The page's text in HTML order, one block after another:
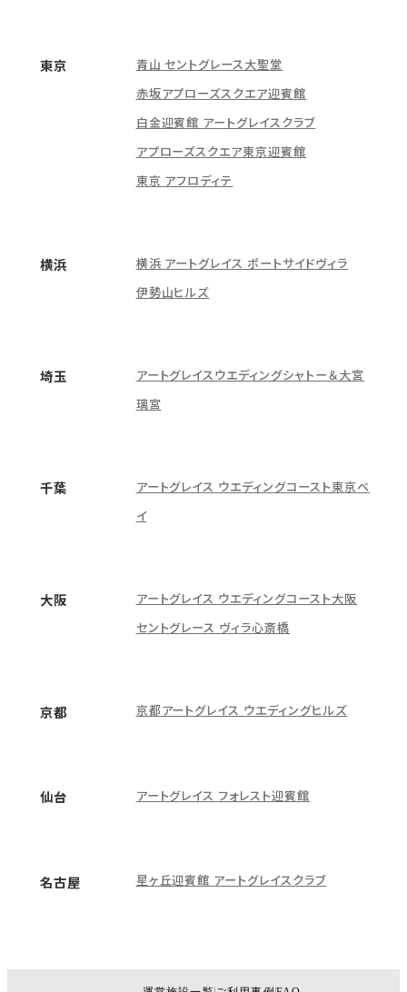
東京
青山 セントグレース大聖堂
赤坂アプローズスクエア迎賓館
白金迎賓館 アートグレイスクラブ
アプローズスクエア東京迎賓館
東京 アフロディテ
横浜
横浜 アートグレイス ポートサイドヴィラ
伊勢山ヒルズ
埼玉
アートグレイスウエディングシャトー＆大宮
璃宮
千葉
アートグレイス ウエディングコースト東京ベ
イ
大阪
アートグレイス ウエディングコースト大阪
セントグレース ヴィラ心斎橋
京都 京都アートグレイス ウエディングヒルズ
仙台 アートグレイス フォレスト迎賓館
名古屋 星ヶ丘迎賓館 アートグレイスクラブ